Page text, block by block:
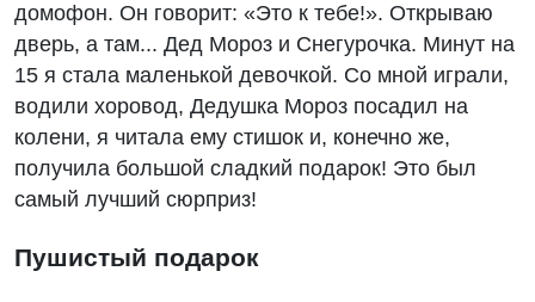
домофон. Он говорит: «Это к тебе!». Открываю
дверь, а там... Дед Мороз и Снегурочка. Минут на
15 я стала маленькой девочкой. Со мной играли,
водили хоровод, Дедушка Мороз посадил на
колени, я читала ему стишок и, конечно же,
получила большой сладкий подарок! Это был
самый лучший сюрприз!
Пушистый подарок